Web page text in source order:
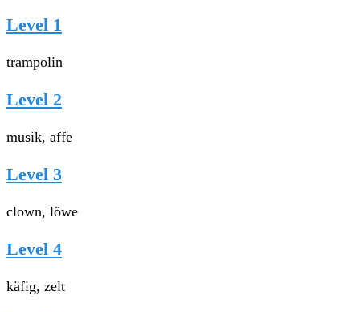
Level 1
trampolin
Level 2
musik, affe
Level 3
clown, löwe
Level 4
käfig, zelt